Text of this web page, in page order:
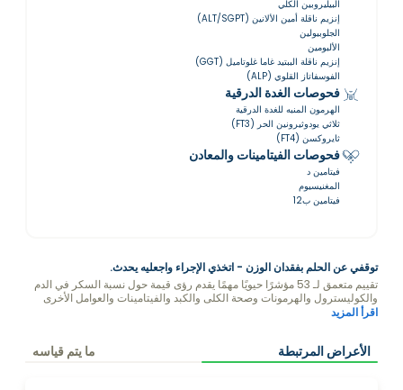
البيليروبين الكلي
إنزيم ناقلة أمين الألانين (ALT/SGPT)
الجلوبيولين
الألبومين
إنزيم ناقلة الببتيد غاما غلوتاميل (GGT)
الفوسفاتاز القلوي (ALP)
فحوصات الغدة الدرقية
الهرمون المنبه للغدة الدرقية
ثلاثي يودوثيرونين الحر (FT3)
ثايروكسن (FT4)
فحوصات الفيتامينات والمعادن
فيتامين د
المغنيسيوم
فيتامين ب12
توقفي عن الحلم بفقدان الوزن - اتخذي الإجراء واجعليه يحدث.
تقييم متعمق لـ 53 مؤشرًا حيويًا مهمًا يقدم رؤى قيمة حول نسبة السكر في الدم
والكوليسترول والهرمونات وصحة الكلى والكبد والفيتامينات والعوامل الأخرى
التي تؤثر على وزنك.
اقرأ المزيد
الأعراض المرتبطة ما يتم قياسه